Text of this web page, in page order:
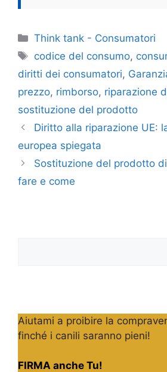
Categorie
Think tank - Consumatori
Tag
codice del consumo,
diritti dei consumatori,
prezzo, rimborso, riparazione
sostituzione del prodotto
Diritto alla riparazione UE:
europea spiegata
Sostituzione del prodotto
fare e come
Aiutami a proibire la
finché i canili saranno pieni!
FIRMA anche Tu!